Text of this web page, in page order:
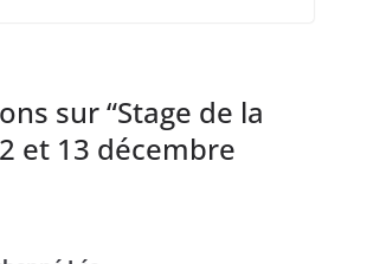
sur “Stage de la
et 13 décembre